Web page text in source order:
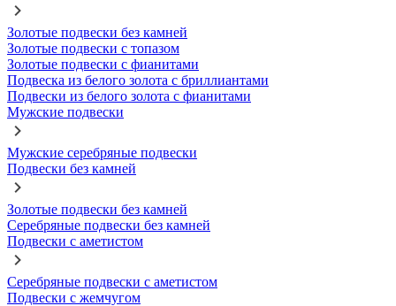
Золотые подвески без камней
Золотые подвески с топазом
Золотые подвески с фианитами
Подвеска из белого золота с бриллиантами
Подвески из белого золота с фианитами
Мужские подвески
Мужские серебряные подвески
Подвески без камней
Золотые подвески без камней
Серебряные подвески без камней
Подвески с аметистом
Серебряные подвески с аметистом
Подвески с жемчугом